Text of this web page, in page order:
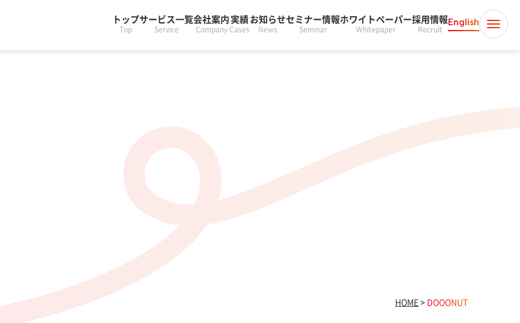
トップ
Top
サービス一覧
Service
会社案内
Company
実績
Cases
お知らせ
News
セミナー情報
Seminar
ホワイトペーパー
Whitepaper
採用情報
Recruit
English
HOME > DOOONUT